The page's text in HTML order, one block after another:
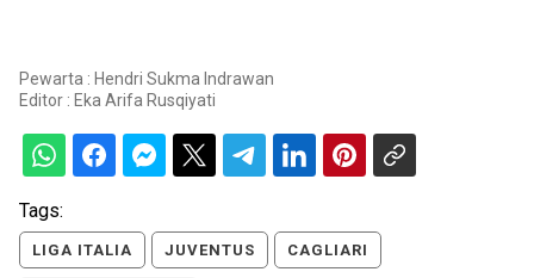
Pewarta : Hendri Sukma Indrawan
Editor : Eka Arifa Rusqiyati
Tags:
LIGA ITALIA JUVENTUS CAGLIARI